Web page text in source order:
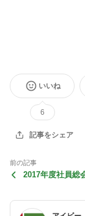
いいね
6
記事をシェア
前の記事
2017年度社員総